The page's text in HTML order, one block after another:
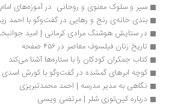
سیر و سلوک معنوی و روحانی  در آموزه‌های امام علی(ع)
بندی خانه‌ی رنج و رهایی در گفت‌وگو با احمد زیدآبادی
در ستایش هوشنگ مرادی کرمانی | امید جوانبخت
تاریخ زنان فیلسوف معاصر در ۴۵۶ صفحه
کتاب جمکران کودکان را با ستاره‌ها آشنا می‌کند
کوچه ابرهای گمشده در گفت‌وگو با کورش اسدی
نگاهی به مدیر مدرسه | احمد محمدتبریزی
درباره کین‌توزی شلر | مرتضی ویسی